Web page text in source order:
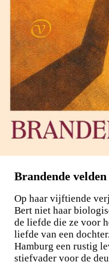
Brandende velden
Op haar vijftiende
Bert niet haar
de liefde die ze voor
liefde van een
Hamburg een rustig
stiefvader voor de